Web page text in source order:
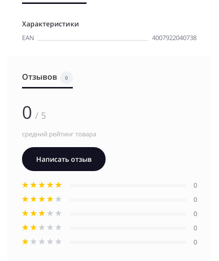
Характеристики
EAN 4007922040738
Отзывов 0
0 / 5
средний рейтинг товара
Написать отзыв
0
0
0
0
0